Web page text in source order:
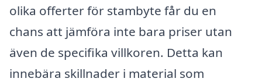
olika offerter för stambyte får du en
chans att jämföra inte bara priser utan
även de specifika villkoren. Detta kan
innebära skillnader i material som